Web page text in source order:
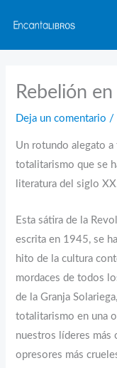
contenido
Rebelión
Deja un comentario /
Un rotundo alegato a
totalitarismo que se
literatura del siglo
Esta sátira de la
escrita en 1945, se
hito de la cultura
mordaces de todos
de la Granja
totalitarismo en una
nuestros líderes más
opresores más